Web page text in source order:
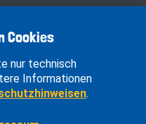
Cookies
nur technisch
Informationen
.